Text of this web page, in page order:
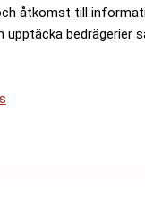
åtkomst till
upptäcka bedrägerier